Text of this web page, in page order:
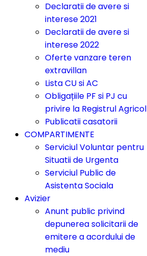
Declaratii de avere si
interese 2021
Declaratii de avere si
interese 2022
Oferte vanzare teren
extravillan
Lista CU si AC
Obligațiile PF si PJ cu
privire la Registrul Agricol
Publicatii casatorii
COMPARTIMENTE
Serviciul Voluntar pentru
Situatii de Urgenta
Serviciul Public de
Asistenta Sociala
Avizier
Anunt public privind
depunerea solicitarii de
emitere a acordului de
mediu